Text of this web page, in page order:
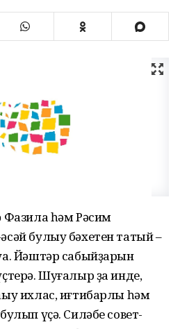
Фазила һәм Рәсим
булыу бәхетен татый –
Йәштәр сабыйҙарын
Шуғалыр ҙа инде,
ихлас, иғтибарлы һәм
үҫә. Силәбе совет-